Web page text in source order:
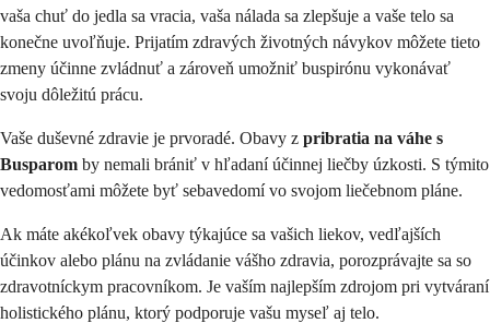
vaša chuť do jedla sa vracia, vaša nálada sa zlepšuje a vaše telo sa
konečne uvoľňuje. Prijatím zdravých životných návykov môžete tieto
zmeny účinne zvládnuť a zároveň umožniť buspirónu vykonávať
svoju dôležitú prácu.
Vaše duševné zdravie je prvoradé. Obavy z pribratia na váhe s
Busparom by nemali brániť v hľadaní účinnej liečby úzkosti. S týmito
vedomosťami môžete byť sebavedomí vo svojom liečebnom pláne.
Ak máte akékoľvek obavy týkajúce sa vašich liekov, vedľajších
účinkov alebo plánu na zvládanie vášho zdravia, porozprávajte sa so
zdravotníckym pracovníkom. Je vaším najlepším zdrojom pri vytváraní
holistického plánu, ktorý podporuje vašu myseľ aj telo.